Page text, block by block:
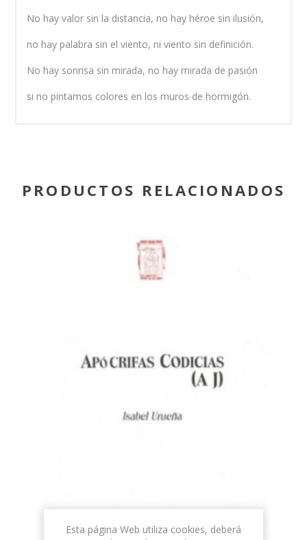
No hay valor sin la distancia, no hay héroe sin ilusión,
no hay palabra sin el viento, ni viento sin definición.
No hay sonrisa sin mirada, no hay mirada de pasión
si no pintamos colores en los muros de hormigón.
PRODUCTOS RELACIONADOS
Esta página Web utiliza cookies, deberá